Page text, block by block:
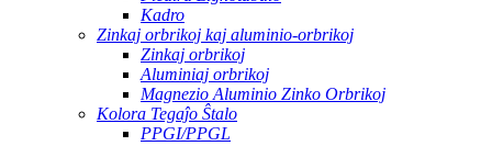
Kadro
Zinkaj orbrikoj kaj aluminio-orbrikoj
Zinkaj orbrikoj
Aluminiaj orbrikoj
Magnezio Aluminio Zinko Orbrikoj
Kolora Tegaĵo Ŝtalo
PPGI/PPGL